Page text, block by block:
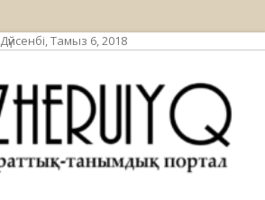
Дүйсенбі, Тамыз 6, 2018